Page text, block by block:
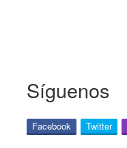
Síguenos
Facebook Twitter